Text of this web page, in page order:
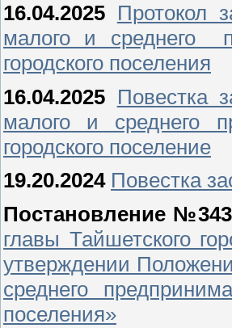
16.04.2025 Протокол
малого и среднего
городского поселения
16.04.2025 Повестка
малого и среднего
городского поселение
19.20.2024 Повестка
Постановление №343
главы Тайшетского
утверждении
среднего
поселения»